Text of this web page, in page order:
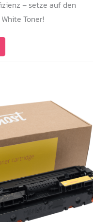
– setze auf den
Toner!
Produkt
Varianten
auf.
Optionen
können
der
Produktseite
gewählt